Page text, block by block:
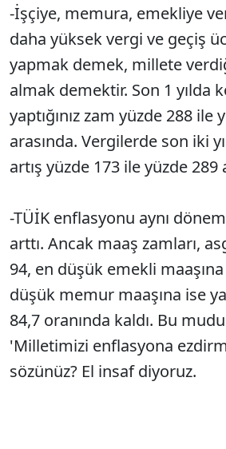
-İşçiye, memura, emekliye
daha yüksek vergi ve geçiş
yapmak demek, millete
almak demektir. Son 1 yılda
yaptığınız zam yüzde 288 ile
arasında. Vergilerde son iki
artış yüzde 173 ile yüzde 289
-TÜİK enflasyonu aynı
arttı. Ancak maaş zamları,
94, en düşük emekli
düşük memur maaşına ise
84,7 oranında kaldı. Bu
'Milletimizi enflasyona
sözünüz? El insaf diyoruz.